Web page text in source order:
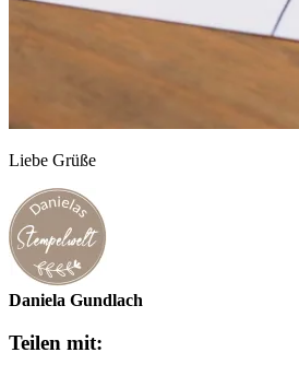
Liebe Grüße
Daniela Gundlach
Teilen mit: